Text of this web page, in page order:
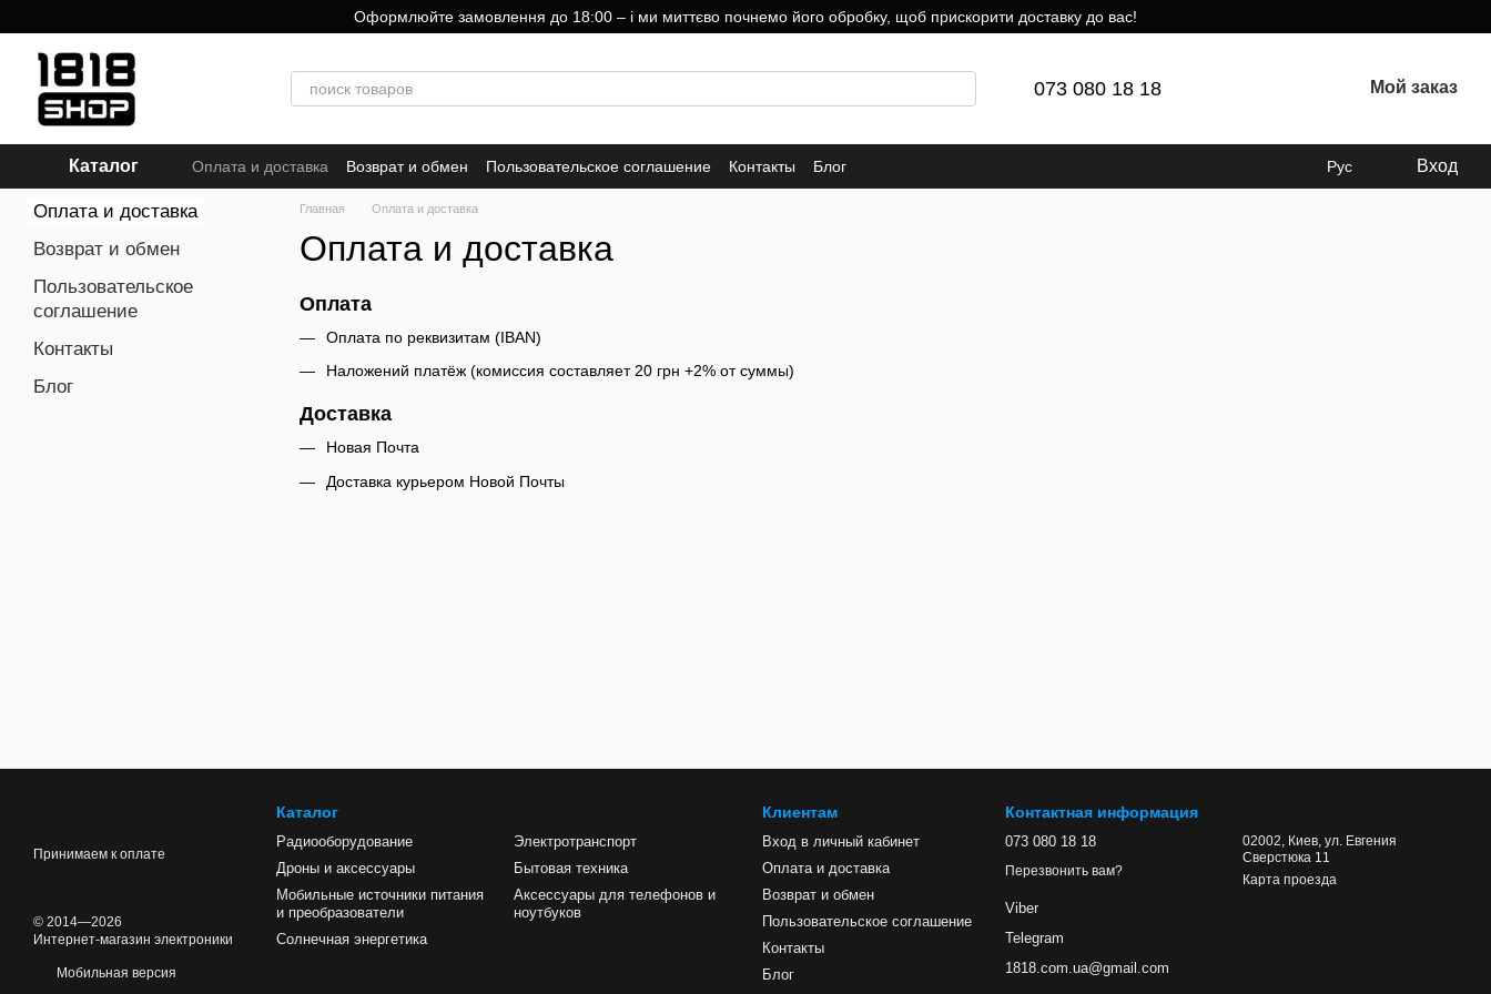
Оформлюйте замовлення до 18:00 – і ми миттєво почнемо його обробку, щоб прискорити доставку до вас!
073 080 18 18 Мой заказ
Каталог Оплата и доставка Возврат и обмен Пользовательское соглашение Контакты Блог Рус Вход
Главная Оплата и доставка
Оплата и доставка
Оплата
Оплата по реквизитам (IBAN)
Наложений платёж (комиссия составляет 20 грн +2% от суммы)
Доставка
Новая Почта
Доставка курьером Новой Почты
Оплата и доставка
Возврат и обмен
Пользовательское
соглашение
Контакты
Блог
Принимаем к оплате
© 2014—2026
Интернет-магазин электроники
Мобильная версия
Каталог
Радиооборудование
Дроны и аксессуары
Мобильные источники питания
и преобразователи
Солнечная энергетика
Электротранспорт
Бытовая техника
Аксессуары для телефонов и
ноутбуков
Клиентам
Вход в личный кабинет
Оплата и доставка
Возврат и обмен
Пользовательское соглашение
Контакты
Блог
Контактная информация
073 080 18 18
Перезвонить вам?
Viber
Telegram
1818.com.ua@gmail.com
02002, Киев, ул. Евгения
Сверстюка 11
Карта проезда